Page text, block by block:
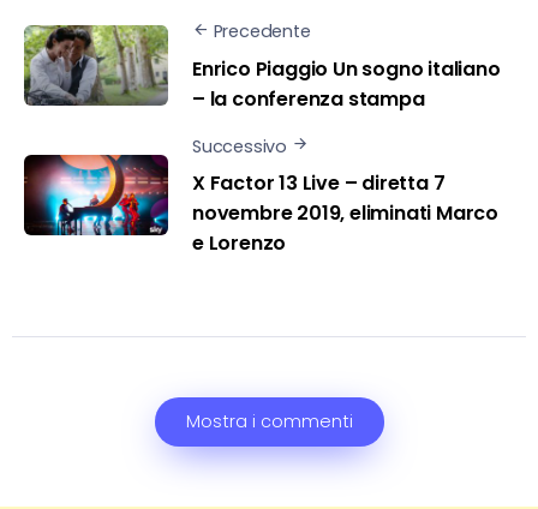
Precedente
Enrico Piaggio Un sogno italiano
– la conferenza stampa
Successivo
X Factor 13 Live – diretta 7
novembre 2019, eliminati Marco
e Lorenzo
Mostra i commenti